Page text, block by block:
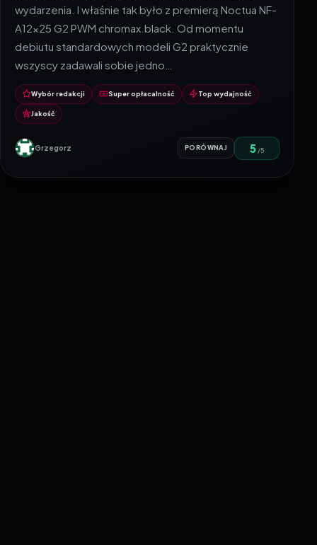
wydarzenia. I właśnie tak było z premierą Noctua NF-
A12x25 G2 PWM chromax.black. Od momentu
debiutu standardowych modeli G2 praktycznie
wszyscy zadawali sobie jedno…
Wybór redakcji Super opłacalność Top wydajność
Jakość
Grzegorz PORÓWNAJ 5 /5